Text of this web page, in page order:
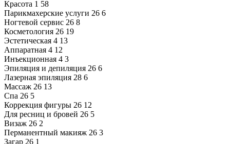
Красота 1 58
Парикмахерские услуги 26 6
Ногтевой сервис 26 8
Косметология 26 19
Эстетическая 4 13
Аппаратная 4 12
Инъекционная 4 3
Эпиляция и депиляция 26 6
Лазерная эпиляция 28 6
Массаж 26 13
Спа 26 5
Коррекция фигуры 26 12
Для ресниц и бровей 26 5
Визаж 26 2
Перманентный макияж 26 3
Загар 26 1